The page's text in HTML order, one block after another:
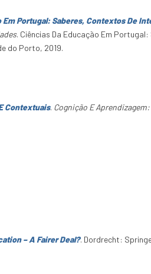
Em Portugal: Saberes, Contextos De
. Ciências Da Educação Em
do Porto, 2019.
Contextuais. Cognição E
– A Fairer Deal?. Dordrecht: